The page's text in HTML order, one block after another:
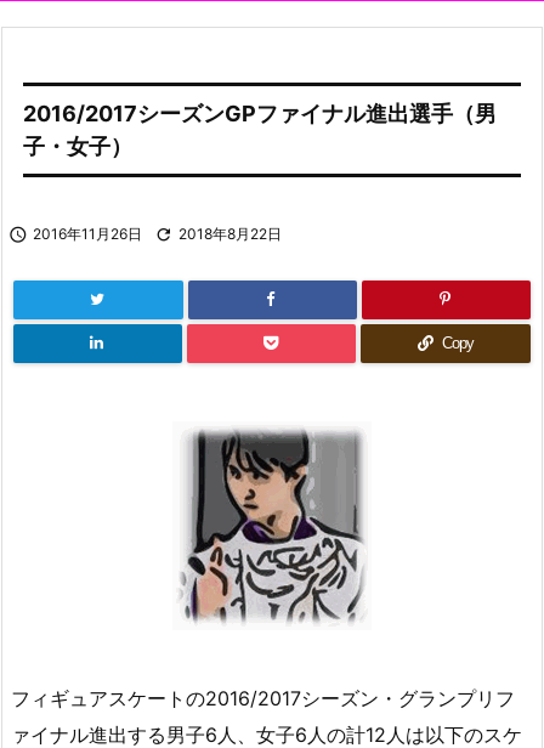
2016/2017シーズンGPファイナル進出選手（男
子・女子）
 2016年11月26日  2018年8月22日
Copy
フィギュアスケートの2016/2017シーズン・グランプリフ
ァイナル進出する男子6人、女子6人の計12人は以下のスケ